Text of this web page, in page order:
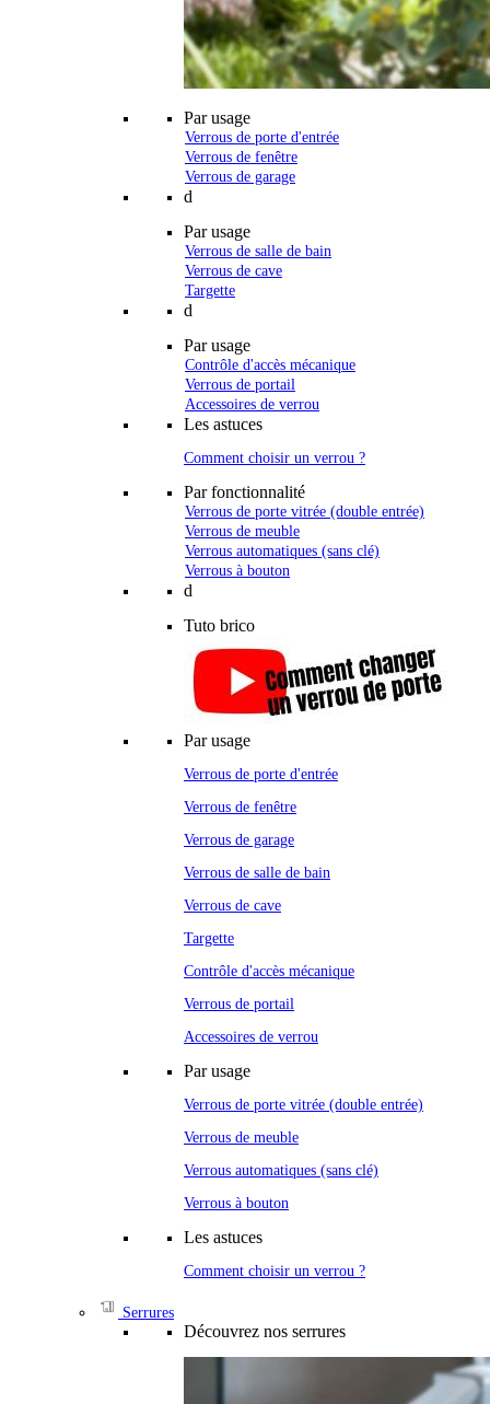
Par usage
Verrous de porte d'entrée
Verrous de fenêtre
Verrous de garage
d
Par usage
Verrous de salle de bain
Verrous de cave
Targette
d
Par usage
Contrôle d'accès mécanique
Verrous de portail
Accessoires de verrou
Les astuces
Comment choisir un verrou ?
Par fonctionnalité
Verrous de porte vitrée (double entrée)
Verrous de meuble
Verrous automatiques (sans clé)
Verrous à bouton
d
Tuto brico
Par usage
Verrous de porte d'entrée
Verrous de fenêtre
Verrous de garage
Verrous de salle de bain
Verrous de cave
Targette
Contrôle d'accès mécanique
Verrous de portail
Accessoires de verrou
Par usage
Verrous de porte vitrée (double entrée)
Verrous de meuble
Verrous automatiques (sans clé)
Verrous à bouton
Les astuces
Comment choisir un verrou ?
Serrures
Découvrez nos serrures